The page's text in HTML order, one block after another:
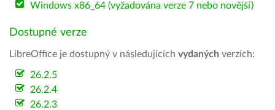
Windows x86_64 (vyžadována verze 7 nebo novější)
Dostupné verze
LibreOffice je dostupný v následujících vydaných verzích:
26.2.5
26.2.4
26.2.3